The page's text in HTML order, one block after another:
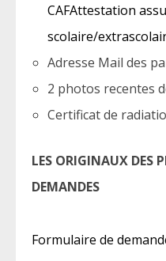
CAFAttestation
scolaire/
Adresse Mail des
2 photos recentes
Certificat de
LES ORIGINAUX DES
DEMANDES
Formulaire de